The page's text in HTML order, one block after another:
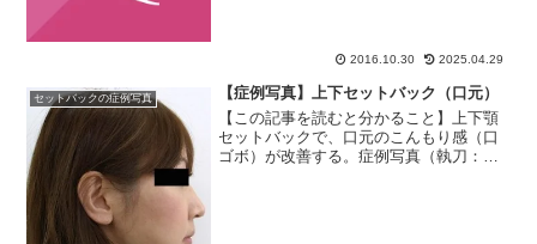
2016.10.30 2025.04.29
セットバックの症例写真
【症例写真】上下セットバック（口元）
【この記事を読むと分かること】上下顎
セットバックで、口元のこんもり感（口
ゴボ）が改善する。症例写真（執刀：奥